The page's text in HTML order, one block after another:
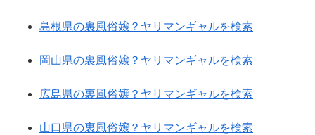
島根県の裏風俗嬢？ヤリマンギャルを検索
岡山県の裏風俗嬢？ヤリマンギャルを検索
広島県の裏風俗嬢？ヤリマンギャルを検索
山口県の裏風俗嬢？ヤリマンギャルを検索